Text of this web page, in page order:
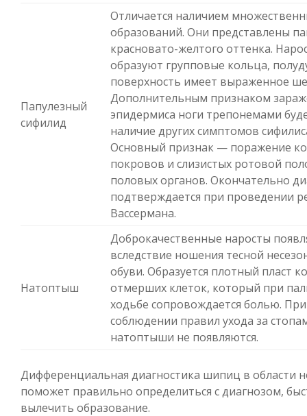
Папулезный
сифилид
Отличается наличием
образований. Они представлены
красновато-желтого оттенка.
образуют групповые кольца,
поверхность имеет выраженное
Дополнительным признаком
эпидермиса ноги трепонемами
наличие других симптомов
Основный признак — поражение
покровов и слизистых ротовой
половых органов. Окончательно
подтверждается при проведении
Вассермана.
Натоптыш
Доброкачественные наросты
вследствие ношения тесной
обуви. Образуется плотный пласт
отмерших клеток, который при
ходьбе сопровождается болью. При
соблюдении правил ухода за
натоптыши не появляются.
Дифференциальная диагностика шипиц в области
поможет правильно определиться с диагнозом,
вылечить образование.